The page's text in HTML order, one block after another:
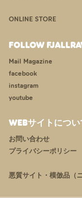
ONLINE STORE
FOLLOW
Mail Magazine
facebook
instagram
youtube
WEBサイトについ
お問い合わせ
プライバシーポリシー
悪質サイト・模倣品（